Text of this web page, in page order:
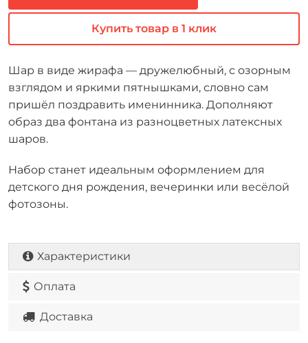
Купить товар в 1 клик
Шар в виде жирафа — дружелюбный, с озорным
взглядом и яркими пятнышками, словно сам
пришёл поздравить именинника. Дополняют
образ два фонтана из разноцветных латексных
шаров.
Набор станет идеальным оформлением для
детского дня рождения, вечеринки или весёлой
фотозоны.
Характеристики
Оплата
Доставка